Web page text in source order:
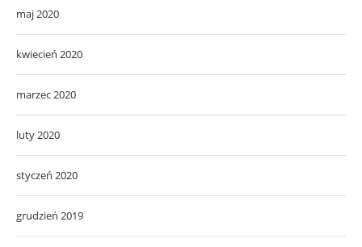
maj 2020
kwiecień 2020
marzec 2020
luty 2020
styczeń 2020
grudzień 2019